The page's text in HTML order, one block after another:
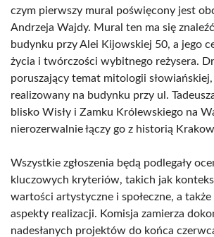
czym pierwszy mural poświęcony jest
Andrzeja Wajdy. Mural ten ma się
budynku przy Alei Kijowskiej 50, a jego
życia i twórczości wybitnego reżysera.
poruszający temat mitologii
realizowany na budynku przy ul.
blisko Wisły i Zamku Królewskiego na
nierozerwalnie łączy go z historią
Wszystkie zgłoszenia będą podlegały
kluczowych kryteriów, takich jak
wartości artystyczne i społeczne, a
aspekty realizacji. Komisja zamierza
nadesłanych projektów do końca